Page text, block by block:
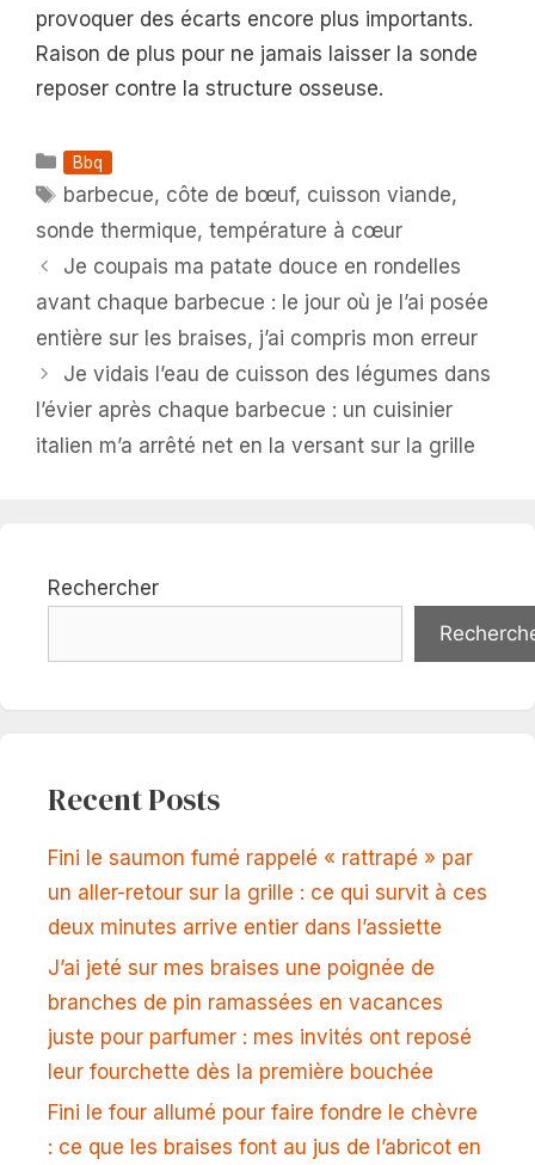
provoquer des écarts encore plus importants.
Raison de plus pour ne jamais laisser la sonde
reposer contre la structure osseuse.
Catégories
Bbq
Étiquettes
barbecue, côte de bœuf, cuisson viande,
sonde thermique, température à cœur
Je coupais ma patate douce en rondelles
avant chaque barbecue : le jour où je l’ai posée
entière sur les braises, j’ai compris mon erreur
Je vidais l’eau de cuisson des légumes dans
l’évier après chaque barbecue : un cuisinier
italien m’a arrêté net en la versant sur la grille
Rechercher
Recent Posts
Fini le saumon fumé rappelé « rattrapé » par
un aller-retour sur la grille : ce qui survit à ces
deux minutes arrive entier dans l’assiette
J’ai jeté sur mes braises une poignée de
branches de pin ramassées en vacances
juste pour parfumer : mes invités ont reposé
leur fourchette dès la première bouchée
Fini le four allumé pour faire fondre le chèvre
: ce que les braises font au jus de l’abricot en